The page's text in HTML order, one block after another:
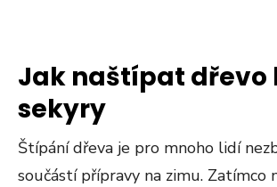
Jak naštípat dřevo
sekyry
Štípání dřeva je pro mnoho lidí
součástí přípravy na zimu. Zatímco